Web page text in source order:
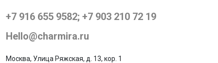
+7 916 655 9582; +7 903 210 72 19
Hello@charmira.ru
Москва, Улица Ряжская, д. 13, кор. 1